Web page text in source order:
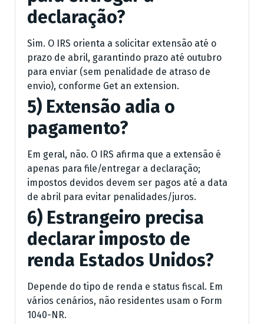
declaração?
Sim. O IRS orienta a solicitar extensão até o
prazo de abril, garantindo prazo até outubro
para enviar (sem penalidade de atraso de
envio), conforme Get an extension.
5) Extensão adia o
pagamento?
Em geral, não. O IRS afirma que a extensão é
apenas para file/entregar a declaração;
impostos devidos devem ser pagos até a data
de abril para evitar penalidades/juros.
6) Estrangeiro precisa
declarar imposto de
renda Estados Unidos?
Depende do tipo de renda e status fiscal. Em
vários cenários, não residentes usam o Form
1040-NR.